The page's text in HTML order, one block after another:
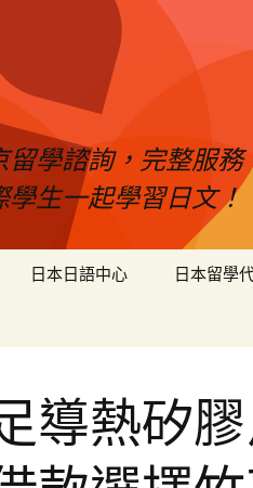
學諮詢，完整服
生一起學習日文！
日本日語中心 日本留學
導熱矽膠